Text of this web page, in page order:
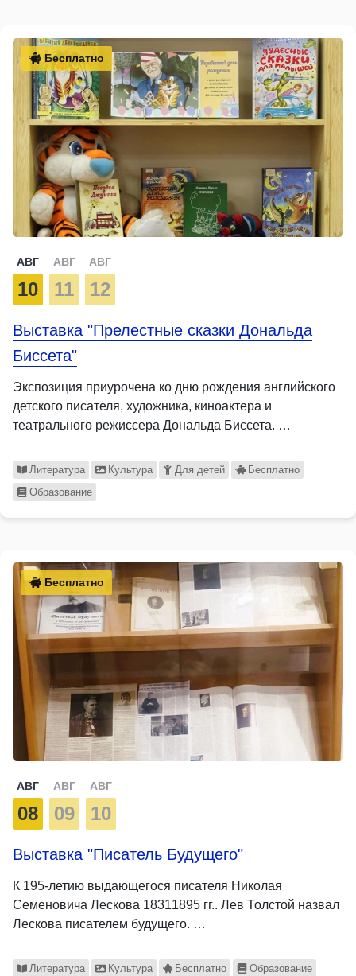
Бесплатно
АВГ
10
АВГ
11
АВГ
12
Выставка "Прелестные сказки Дональда
Биссета"
Экспозиция приурочена ко дню рождения английского
детского писателя, художника, киноактера и
театрального режиссера Дональда Биссета. …
Литература Культура Для детей
Бесплатно
Образование
Бесплатно
АВГ
08
АВГ
09
АВГ
10
Выставка "Писатель Будущего"
К 195-летию выдающегося писателя Николая
Семеновича Лескова 18311895 гг.. Лев Толстой назвал
Лескова писателем будущего. …
Литература Культура Бесплатно Образование